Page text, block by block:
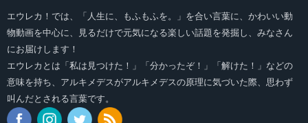
エウレカ！では、「人生に、もふもふを。」を合い言葉に、かわいい動
物動画を中心に、見るだけで元気になる楽しい話題を発掘し、みなさん
にお届けします！
エウレカとは「私は見つけた！」「分かったぞ！」「解けた！」などの
意味を持ち、アルキメデスがアルキメデスの原理に気づいた際、思わず
叫んだとされる言葉です。